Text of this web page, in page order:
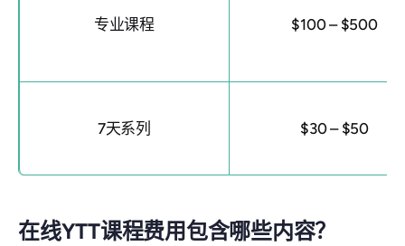
专业课程 $100 – $500
7天系列 $30 – $50
在线YTT课程费用包含哪些内容？